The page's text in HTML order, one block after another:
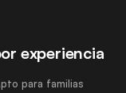
experiencia
para familias